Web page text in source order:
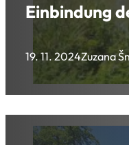
Einbindung
19. 11. 2024Zuzana